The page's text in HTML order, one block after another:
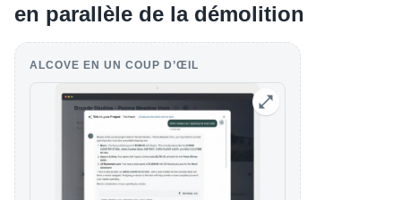
en parallèle de la démolition
ALCOVE EN UN COUP D’ŒIL